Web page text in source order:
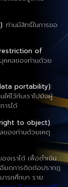
: ท่านมีสิทธิ์ในการขอ
restriction of
คคลของท่านด้วย
portability):
ห้ไว้กับเราไปยังผู้
ารได้
to object):
ของท่านด้วยเหตุ
งเราได้ เพื่อดำเนิน
อียดการติดต่อปรากฏ
ารถศึกษา ราย